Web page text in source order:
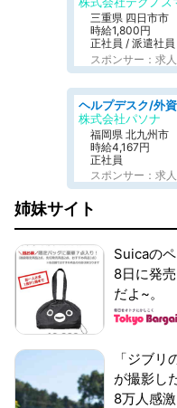
三重県 四日市市
時給1,800円
正社員 / 派遣社員
スポンサー：求
株式会社パソナ
福岡県 北九州市
時給4,167円
正社員
スポンサー：求
姉妹サイト
Suicaの
8日に発
だよ~。
「ジブ
が撮影し
8万人感